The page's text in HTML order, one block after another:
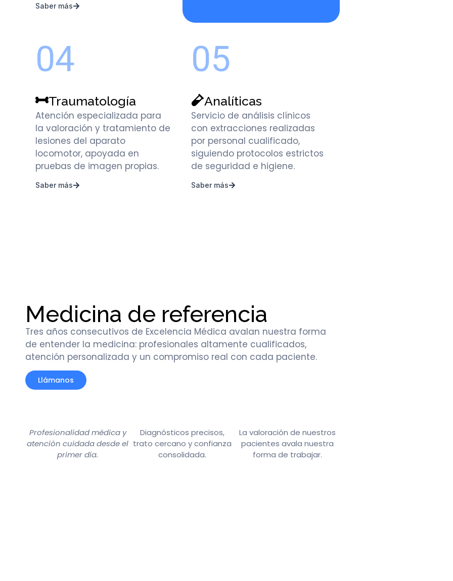
Saber más
04
Traumatología
Atención especializada para
la valoración y tratamiento de
lesiones del aparato
locomotor, apoyada en
pruebas de imagen propias.
Saber más
05
Analíticas
Servicio de análisis clínicos
con extracciones realizadas
por personal cualificado,
siguiendo protocolos estrictos
de seguridad e higiene.
Saber más
Medicina de referencia
Tres años consecutivos de Excelencia Médica avalan nuestra forma
de entender la medicina: profesionales altamente cualificados,
atención personalizada y un compromiso real con cada paciente.
Llámanos
Profesionalidad médica y
atención cuidada desde el
primer día.
Diagnósticos precisos,
trato cercano y confianza
consolidada.
La valoración de nuestros
pacientes avala nuestra
forma de trabajar.